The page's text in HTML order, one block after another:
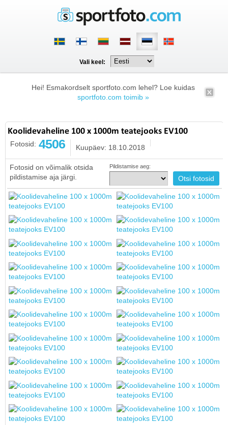
Vali keel:
Hei! Esmakordselt sportfoto.com lehel? Loe kuidas
sportfoto.com toimib »
Koolidevaheline 100 x 1000m teatejooks EV100
Fotosid: 4506 Kuupäev: 18.10.2018
Fotosid on võimalik otsida
pildistamise aja järgi.
Pildistamise aeg: